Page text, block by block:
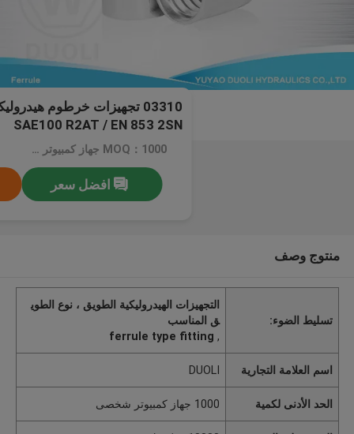
03310 تجهيزات خرطوم
SAE100 R2AT / EN 853 2SN
MOQ：1000 جهاز كمبيوتر شخصى
افضل سعر
منتوج وصف
تسليط الضوء:
التجهيزات الهيدروليكية الطويق ، نوع الطوي
ق المناسب
,
ferrule type fitting
اسم العلامة التجارية DUOLI
الحد الأدنى لكمية 1000 جهاز كمبيوتر شخصى